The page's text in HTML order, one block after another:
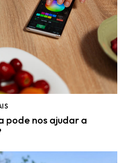
pode nos ajudar a